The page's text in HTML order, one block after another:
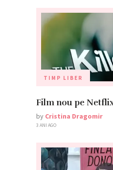
TIMP LIBER
Film nou pe
by Cristina Dragomir
3 ANI AGO